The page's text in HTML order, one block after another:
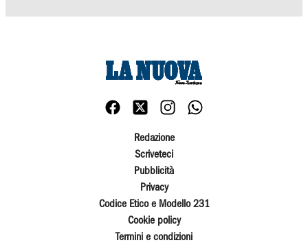
Redazione
Scriveteci
Pubblicità
Privacy
Codice Etico e Modello 231
Cookie policy
Termini e condizioni